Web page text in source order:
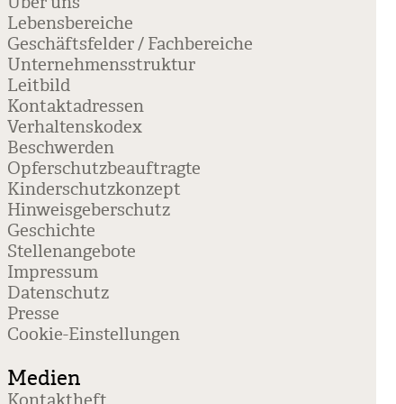
Lebensbereiche
Geschäftsfelder / Fachbereiche
Unternehmensstruktur
Leitbild
Kontaktadressen
Verhaltenskodex
Beschwerden
Opferschutzbeauftragte
Kinderschutzkonzept
Hinweisgeberschutz
Geschichte
Stellenangebote
Impressum
Datenschutz
Presse
Coo­kie-Ein­stel­lun­gen
Medien